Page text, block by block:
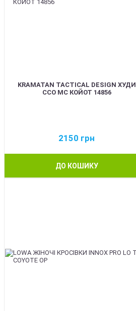
KRAMATAN TACTICAL DESIGN ХУДИ
ССО МС КОЙОТ 14856
2150 грн
ДО КОШИКУ